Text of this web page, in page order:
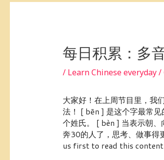
每日积累：多
/ Learn Chinese everyday /
大家好！在上周节目里，我
法！ [ bēn ] 是这个字最常
个姓氏。 [ bèn ] 当表示朝、
奔30的人了，思考、做事得
us first to read this